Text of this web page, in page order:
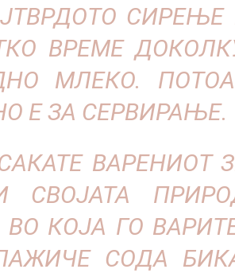
СИРЕЊЕ
ВРЕМЕ
МЛЕКО.
Е ЗА СЕРВИРАЊЕ.
ВАРЕНИОТ
СВОЈАТА
ВО КОЈА ГО
СОДА